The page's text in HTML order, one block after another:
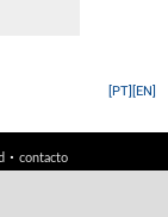
[EN]
[PT]
· contacto